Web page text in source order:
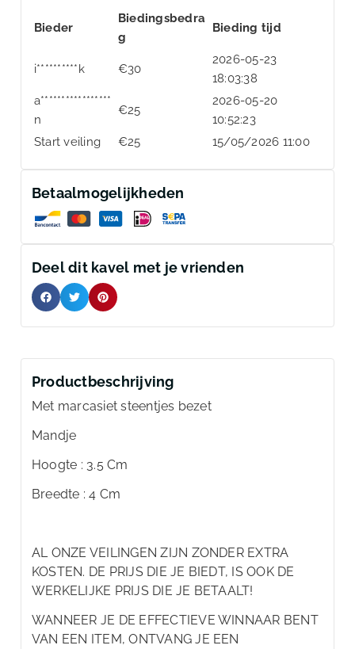
Bieder
Biedingsbedra
g
Bieding tijd
i**********k €30
2026-05-23
18:03:38
a*****************
n
€25
2026-05-20
10:52:23
Start veiling
€25 15/05/2026 11:00
Betaalmogelijkheden
Deel dit kavel met je vrienden
Productbeschrijving
Met marcasiet steentjes bezet
Mandje
Hoogte : 3.5 Cm
Breedte : 4 Cm
AL ONZE VEILINGEN ZIJN ZONDER EXTRA
KOSTEN. DE PRIJS DIE JE BIEDT, IS OOK DE
WERKELIJKE PRIJS DIE JE BETAALT!
WANNEER JE DE EFFECTIEVE WINNAAR BENT
VAN EEN ITEM, ONTVANG JE EEN